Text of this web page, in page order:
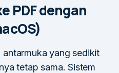
PDF dengan
yang sedikit
tetap sama. Sistem